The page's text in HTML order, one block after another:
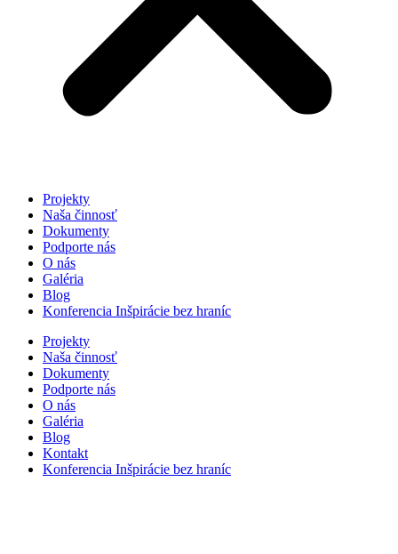
Projekty
Naša činnosť
Dokumenty
Podporte nás
O nás
Galéria
Blog
Konferencia Inšpirácie bez hraníc
Projekty
Naša činnosť
Dokumenty
Podporte nás
O nás
Galéria
Blog
Kontakt
Konferencia Inšpirácie bez hraníc